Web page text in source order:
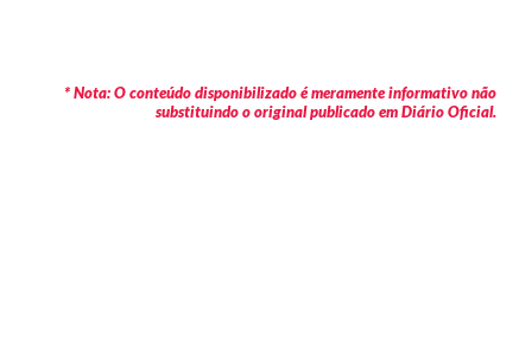
* Nota: O conteúdo disponibilizado é meramente informativo não
substituindo o original publicado em Diário Oficial.